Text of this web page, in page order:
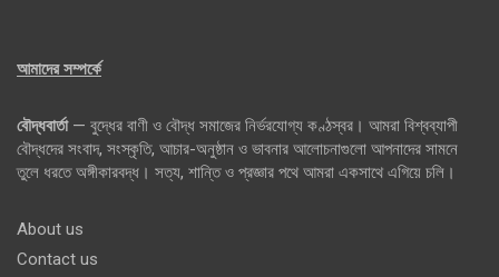
আমাদের সম্পর্কে
বৌদ্ধবার্তা— বুদ্ধের বাণী ও বৌদ্ধ সমাজের নির্ভরযোগ্য কণ্ঠস্বর। আমরা বিশ্বব্যাপী
বৌদ্ধদের সংবাদ, সংস্কৃতি, আচার-অনুষ্ঠান ও ভাবনার আলোচনাগুলো আপনাদের সামনে
তুলে ধরতে অঙ্গীকারবদ্ধ। সত্য, শান্তি ও প্রজ্ঞার পথে আমরা একসাথে এগিয়ে চলি।
About us
Contact us